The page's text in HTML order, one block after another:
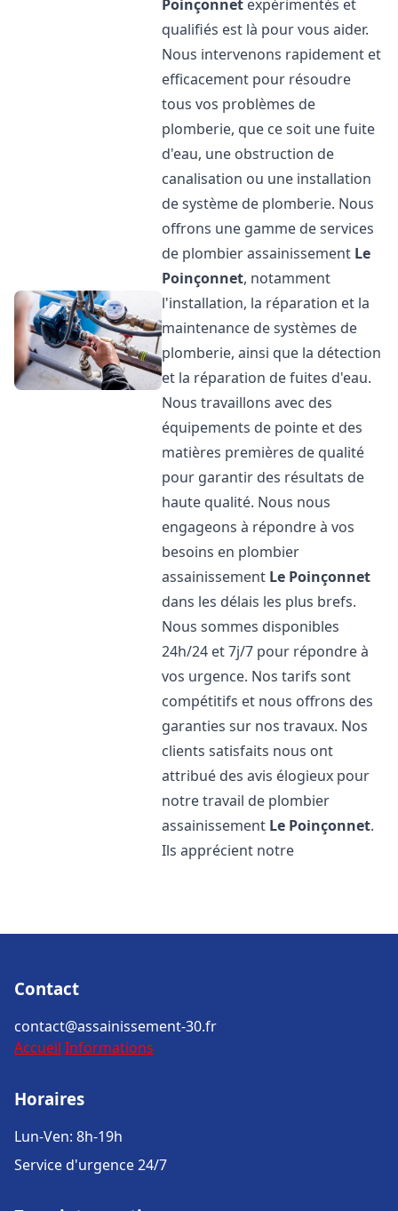
Poinçonnet expérimentés et
qualifiés est là pour vous aider.
Nous intervenons rapidement et
efficacement pour résoudre
tous vos problèmes de
plomberie, que ce soit une fuite
d'eau, une obstruction de
canalisation ou une installation
de système de plomberie. Nous
offrons une gamme de services
de plombier assainissement Le
Poinçonnet, notamment
l'installation, la réparation et la
maintenance de systèmes de
plomberie, ainsi que la détection
et la réparation de fuites d'eau.
Nous travaillons avec des
équipements de pointe et des
matières premières de qualité
pour garantir des résultats de
haute qualité. Nous nous
engageons à répondre à vos
besoins en plombier
assainissement Le Poinçonnet
dans les délais les plus brefs.
Nous sommes disponibles
24h/24 et 7j/7 pour répondre à
vos urgence. Nos tarifs sont
compétitifs et nous offrons des
garanties sur nos travaux. Nos
clients satisfaits nous ont
attribué des avis élogieux pour
notre travail de plombier
assainissement Le Poinçonnet.
Ils apprécient notre
Contact
contact@assainissement-30.fr
Accueil Informations
Horaires
Lun-Ven: 8h-19h
Service d'urgence 24/7